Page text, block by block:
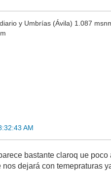
y Umbrías (Ávila) 1.087
AM
bastante claroq ue
dejará con temepraturas